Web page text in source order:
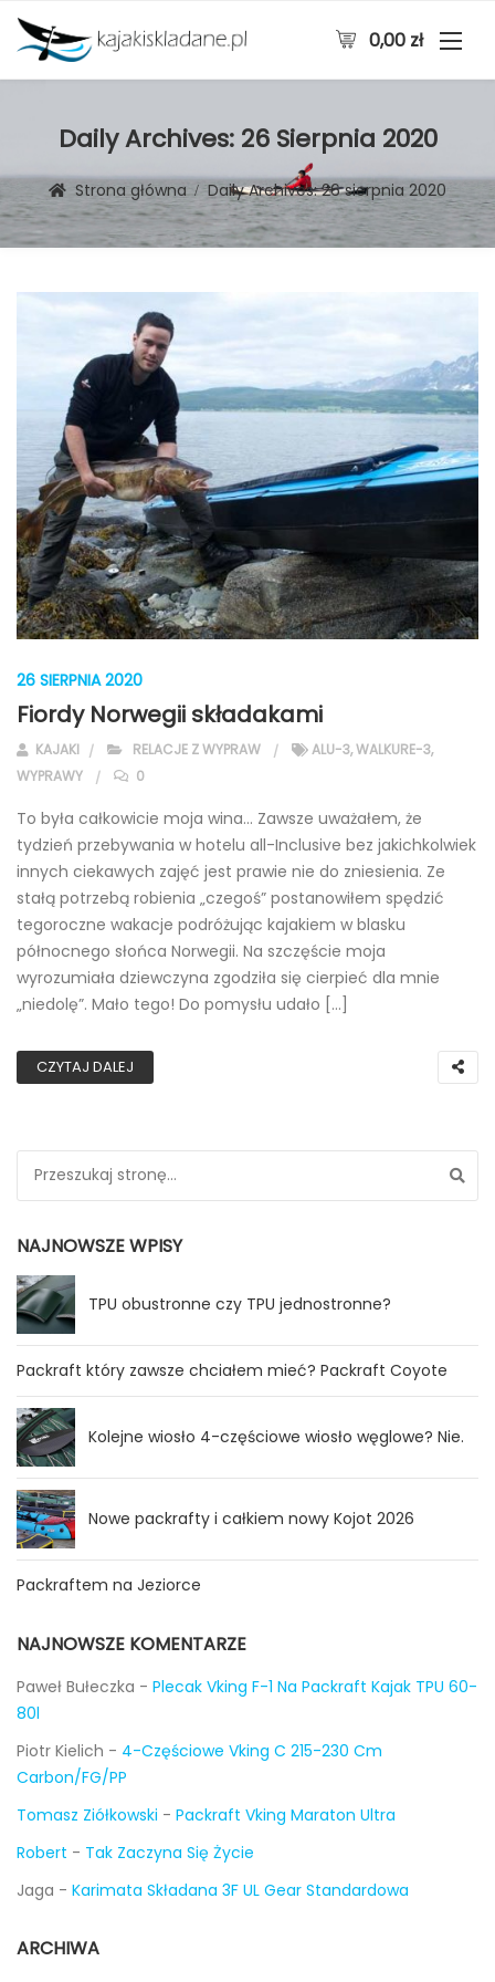
0,00 zł
Daily Archives: 26 Sierpnia 2020
Strona główna Daily Archives:26 sierpnia 2020
26 SIERPNIA 2020
Fiordy Norwegii składakami
KAJAKI RELACJE Z WYPRAW ALU-3,WALKURE-3,
WYPRAWY
0
To była całkowicie moja wina… Zawsze uważałem, że
tydzień przebywania w hotelu all-Inclusive bez jakichkolwiek
innych ciekawych zajęć jest prawie nie do zniesienia. Ze
stałą potrzebą robienia „czegoś” postanowiłem spędzić
tegoroczne wakacje podróżując kajakiem w blasku
północnego słońca Norwegii. Na szczęście moja
wyrozumiała dziewczyna zgodziła się cierpieć dla mnie
„niedolę”. Mało tego! Do pomysłu udało […]
CZYTAJ DALEJ
NAJNOWSZE WPISY
TPU obustronne czy TPU jednostronne?
Packraft który zawsze chciałem mieć? Packraft Coyote
Kolejne wiosło 4-częściowe wiosło węglowe? Nie.
Nowe packrafty i całkiem nowy Kojot 2026
Packraftem na Jeziorce
NAJNOWSZE KOMENTARZE
Paweł Bułeczka - Plecak Vking F-1 Na Packraft Kajak TPU 60-
80l
Piotr Kielich - 4-Częściowe Vking C 215-230 Cm
Carbon/FG/PP
Tomasz Ziółkowski - Packraft Vking Maraton Ultra
Robert - Tak Zaczyna Się Życie
Jaga - Karimata Składana 3F UL Gear Standardowa
ARCHIWA